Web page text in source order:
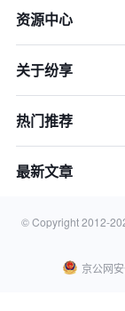
资源中心
关于纷享
热门推荐
最新文章
© Copyright 2012-
京公网